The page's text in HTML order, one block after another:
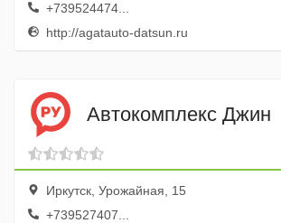
+739524474...
http://agatauto-datsun.ru
Автокомплекс Джин
Иркутск, Урожайная, 15
+739527407...